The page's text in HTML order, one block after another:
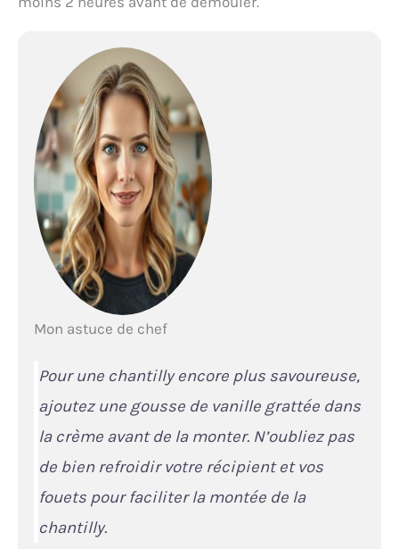
Mon astuce de chef
Pour une chantilly encore plus savoureuse,
ajoutez une gousse de vanille grattée dans
la crème avant de la monter. N’oubliez pas
de bien refroidir votre récipient et vos
fouets pour faciliter la montée de la
chantilly.